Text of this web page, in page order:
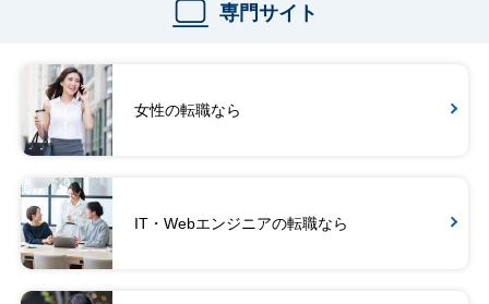
専門サイト
女性の転職なら
IT・Webエンジニアの転職なら